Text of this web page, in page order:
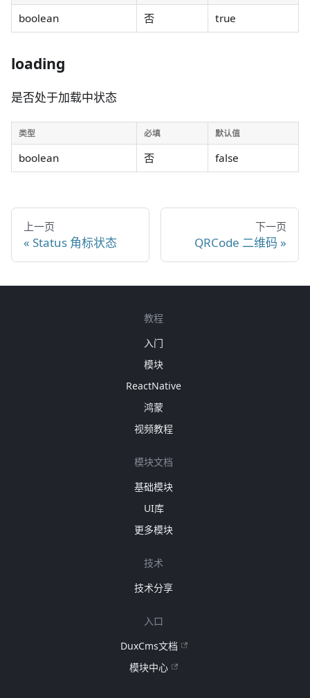
boolean 否 true
loading
是否处于加载中状态
类型 必填 默认值
boolean 否 false
上一页
Status 角标状态
下一页
QRCode 二维码
教程
入门
模块
ReactNative
鸿蒙
视频教程
模块文档
基础模块
UI库
更多模块
技术
技术分享
入口
DuxCms文档
模块中心